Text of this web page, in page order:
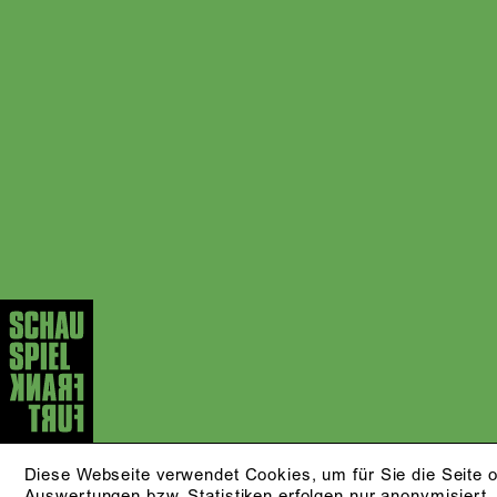
Diese Webseite verwendet Cookies, um für Sie die